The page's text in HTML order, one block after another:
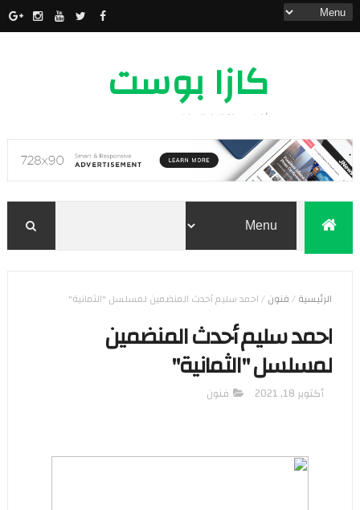
كازا بوست
أخبار مدينة الدار البيضاء
الرئيسية/فنون/احمد سليم أحدث المنضمين لمسلسل "الثمانية"
احمد سليم أحدث المنضمين
لمسلسل "الثمانية"
أكتوبر 18, 2021 فنون